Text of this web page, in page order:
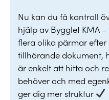
Nu kan du få kontroll
hjälp av Bygglet KMA
flera olika pärmar
tillhörande dokument,
är enkelt att hitta och
behöver och med
ger dig mer struktur